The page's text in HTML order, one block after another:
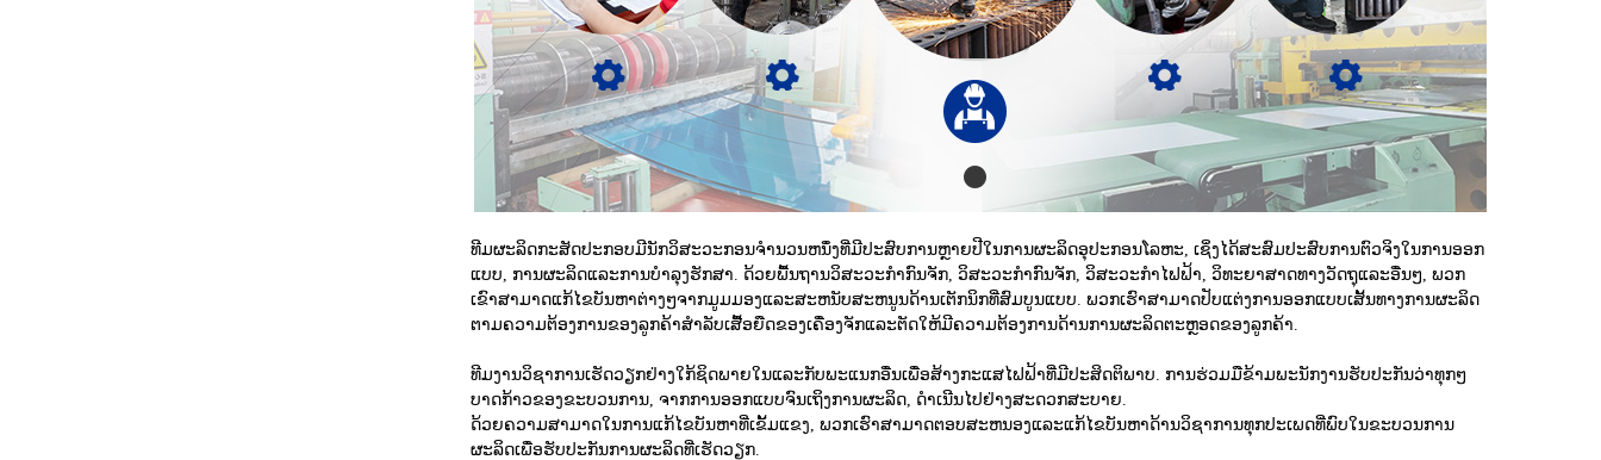
ທີມຜະລິດກະສັດປະກອບມີນັກວິສະວະກອນຈໍານວນຫນຶ່ງທີ່ມີປະສົບການຫຼາຍປີໃນການຜະລິດອຸປະກອນໂລຫະ, ເຊິ່ງໄດ້ສະສົມປະສົບການຕົວຈິງໃນການອອກ
ແບບ, ການຜະລິດແລະການບໍາລຸງຮັກສາ. ດ້ວຍພື້ນຖານວິສະວະກໍາກົນຈັກ, ວິສະວະກໍາກົນຈັກ, ວິສະວະກໍາໄຟຟ້າ, ວິທະຍາສາດທາງວັດຖຸແລະອື່ນໆ, ພວກ
ເຂົາສາມາດແກ້ໄຂບັນຫາຕ່າງໆຈາກມູມມອງແລະສະຫນັບສະຫນູນດ້ານເຕັກນິກທີ່ສົມບູນແບບ. ພວກເຮົາສາມາດປັບແຕ່ງການອອກແບບເສັ້ນທາງການຜະລິດ
ຕາມຄວາມຕ້ອງການຂອງລູກຄ້າສໍາລັບເສື້ອຍືດຂອງເຄື່ອງຈັກແລະຕັດໃຫ້ມີຄວາມຕ້ອງການດ້ານການຜະລິດຕະຫຼອດຂອງລູກຄ້າ.
ທີມງານວິຊາການເຮັດວຽກຢ່າງໃກ້ຊິດພາຍໃນແລະກັບພະແນກອື່ນເພື່ອສ້າງກະແສໄຟຟ້າທີ່ມີປະສິດຕິພາບ. ການຮ່ວມມືຂ້າມພະນັກງານຮັບປະກັນວ່າທຸກໆ
ບາດກ້າວຂອງຂະບວນການ, ຈາກການອອກແບບຈົນເຖິງການຜະລິດ, ດໍາເນີນໄປຢ່າງສະດວກສະບາຍ.
ດ້ວຍຄວາມສາມາດໃນການແກ້ໄຂບັນຫາທີ່ເຂັ້ມແຂງ, ພວກເຮົາສາມາດຕອບສະຫນອງແລະແກ້ໄຂບັນຫາດ້ານວິຊາການທຸກປະເພດທີ່ພົບໃນຂະບວນການ
ຜະລິດເພື່ອຮັບປະກັນການຜະລິດທີ່ເຮັດວຽກ.